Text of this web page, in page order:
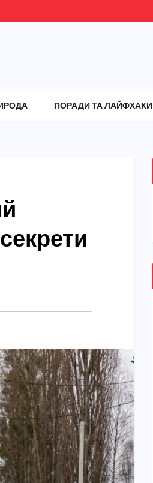
ПОРАДИ ТА ЛАЙФХАКИ